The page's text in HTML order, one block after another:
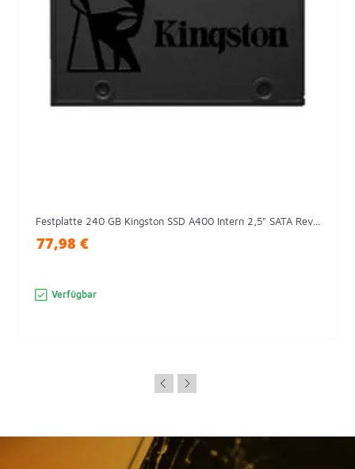
Festplatte 240 GB Kingston SSD A400 Intern 2,5" SATA Rev...
77,98 €
Verfügbar